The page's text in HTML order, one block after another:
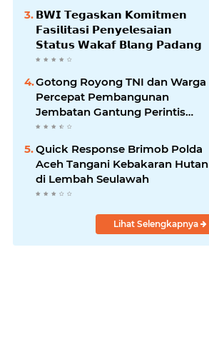
𝗕𝗪𝗜 𝗧𝗲𝗴𝗮𝘀𝗸𝗮𝗻 𝗞𝗼𝗺𝗶𝘁𝗺𝗲𝗻
𝗙𝗮𝘀𝗶𝗹𝗶𝘁𝗮𝘀𝗶 𝗣𝗲𝗻𝘆𝗲𝗹𝗲𝘀𝗮𝗶𝗮𝗻
𝗦𝘁𝗮𝘁𝘂𝘀 𝗪𝗮𝗸𝗮𝗳 𝗕𝗹𝗮𝗻𝗴 𝗣𝗮𝗱𝗮𝗻𝗴
Gotong Royong TNI dan Warga
Percepat Pembangunan
Jembatan Gantung Perintis
Kuta Ujung Aceh Tenggara
Quick Response Brimob Polda
Aceh Tangani Kebakaran Hutan
di Lembah Seulawah
Lihat Selengkapnya